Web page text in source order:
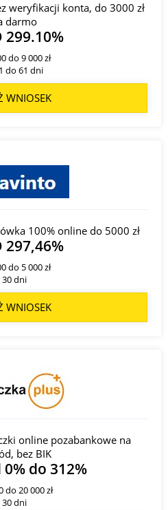
weryfikacji konta, do 3000 zł
darmo
299.10%
do 9 000 zł
do 61 dni
WNIOSEK
100% online do 5000 zł
297,46%
do 5 000 zł
30 dni
WNIOSEK
online pozabankowe na
bez BIK
0% do 312%
do 20 000 zł
30 dni